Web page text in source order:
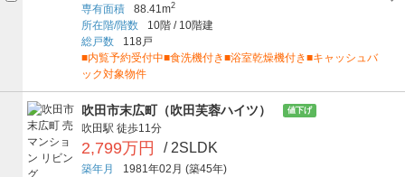
専有面積
88.41m2
所在階/階数 10階 /10階建
総戸数
118戸
■内覧予約受付中■食洗機付き■浴室乾燥機付き■キャッシュバ
ック対象物件
吹田市末広町（吹田芙蓉ハイツ） 値下げ
吹田駅 徒歩11分
2,799万円 / 2SLDK
築年月 1981年02月 (築45年)